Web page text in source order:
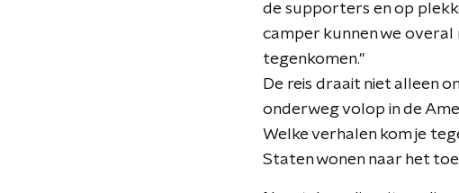
de supporters en op
camper kunnen we
tegenkomen."
De reis draait niet alleen
onderweg volop in de
Welke verhalen kom je
Staten wonen naar het